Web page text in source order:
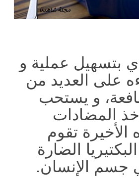
بتسهيل عملية و
على العديد من
و يستحب
المضادات
الأخيرة تقوم
الضارة
جسم الإنسان.